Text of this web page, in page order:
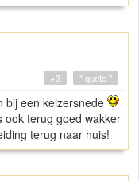
" quote "
+3
bij een keizersnede
ook terug goed wakker
terug naar huis!